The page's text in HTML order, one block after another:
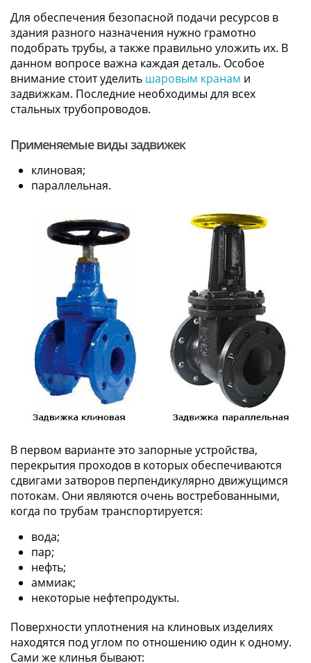
Для обеспечения безопасной подачи ресурсов в
здания разного назначения нужно грамотно
подобрать трубы, а также правильно уложить их. В
данном вопросе важна каждая деталь. Особое
внимание стоит уделить шаровым кранам и
задвижкам. Последние необходимы для всех
стальных трубопроводов.
Применяемые виды задвижек
клиновая;
параллельная.
В первом варианте это запорные устройства,
перекрытия проходов в которых обеспечиваются
сдвигами затворов перпендикулярно движущимся
потокам. Они являются очень востребованными,
когда по трубам транспортируется:
вода;
пар;
нефть;
аммиак;
некоторые нефтепродукты.
Поверхности уплотнения на клиновых изделиях
находятся под углом по отношению один к одному.
Сами же клинья бывают: